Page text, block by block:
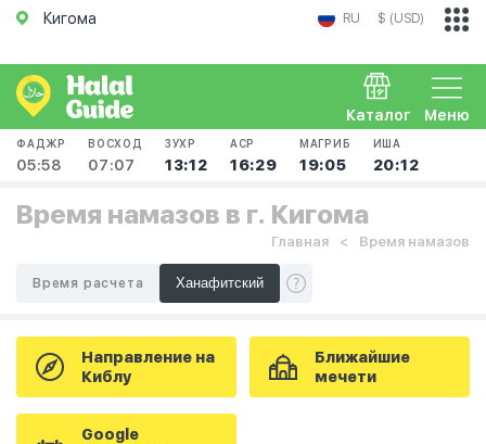
Кигома RU $ (USD)
Меню
Каталог
ФАДЖР
05:58
ВОСХОД
07:07
ЗУХР
13:12
АСР
16:29
МАГРИБ
19:05
ИША
20:12
Время намазов в г. Кигома
Главная Время намазов
Время расчета
Направление на
Киблу
Ближайшие
мечети
Google